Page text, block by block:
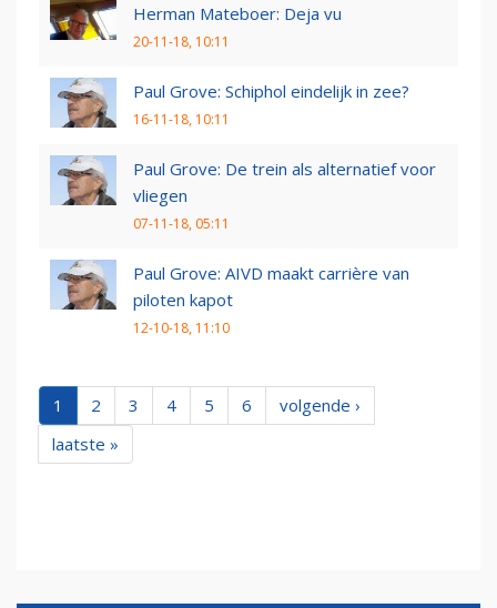
Herman Mateboer: Deja vu
20-11-18, 10:11
Paul Grove: Schiphol eindelijk in zee?
16-11-18, 10:11
Paul Grove: De trein als alternatief voor
vliegen
07-11-18, 05:11
Paul Grove: AIVD maakt carrière van
piloten kapot
12-10-18, 11:10
1 2 3 4 5 6
volgende ›
laatste »